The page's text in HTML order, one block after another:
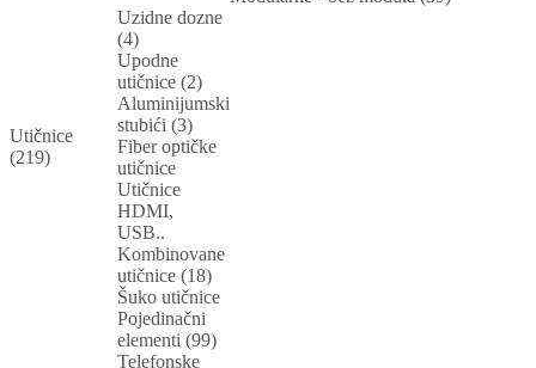
Utičnice
(219)
Uzidne dozne
(4)
Upodne
utičnice (2)
Aluminijumski
stubići (3)
Fiber optičke
utičnice
Utičnice
HDMI,
USB..
Kombinovane
utičnice (18)
Šuko utičnice
Pojedinačni
elementi (99)
Telefonske